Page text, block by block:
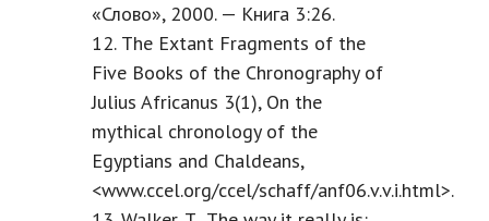
«Слово», 2000. — Книга 3:26.
12. The Extant Fragments of the
Five Books of the Chronography of
Julius Africanus 3(1), On the
mythical chronology of the
Egyptians and Chaldeans,
<www.ccel.org/ccel/schaff/anf06.v.v.i.html>.